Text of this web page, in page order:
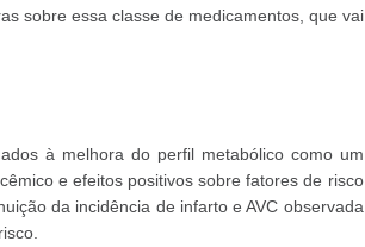
sobre essa classe de medicamentos, que vai
à melhora do perfil metabólico como um
e efeitos positivos sobre fatores de risco
da incidência de infarto e AVC observada